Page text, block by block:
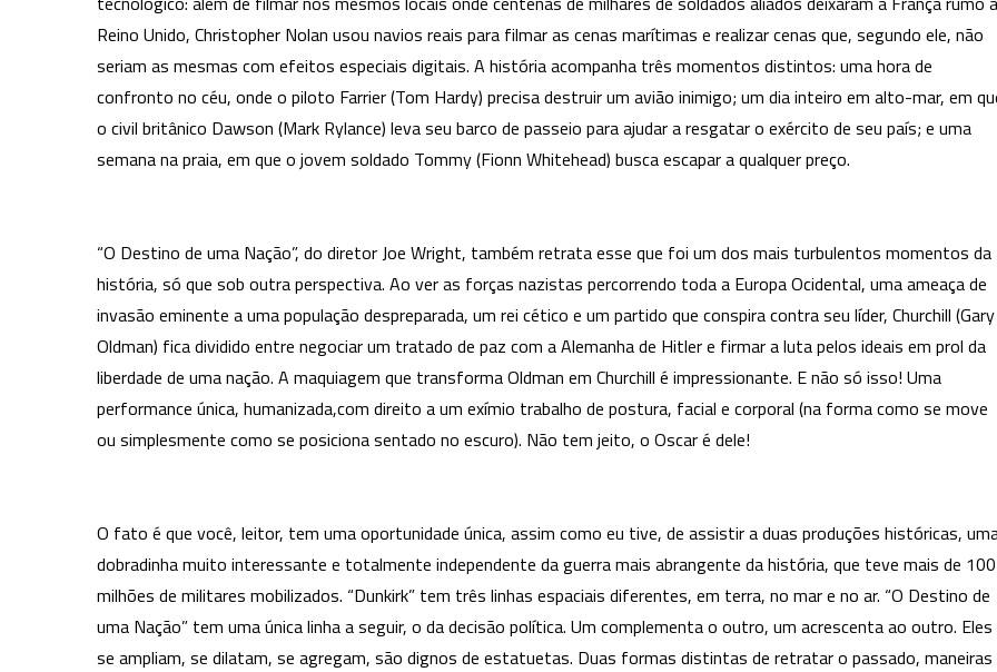
Reino Unido, Christopher Nolan usou navios reais para filmar as cenas marítimas e realizar cenas que, segundo ele, não
seriam as mesmas com efeitos especiais digitais. A história acompanha três momentos distintos: uma hora de
confronto no céu, onde o piloto Farrier (Tom Hardy) precisa destruir um avião inimigo; um dia inteiro em alto-mar, em
o civil britânico Dawson (Mark Rylance) leva seu barco de passeio para ajudar a resgatar o exército de seu país; e uma
semana na praia, em que o jovem soldado Tommy (Fionn Whitehead) busca escapar a qualquer preço.
“O Destino de uma Nação”, do diretor Joe Wright, também retrata esse que foi um dos mais turbulentos momentos da
história, só que sob outra perspectiva. Ao ver as forças nazistas percorrendo toda a Europa Ocidental, uma ameaça de
invasão eminente a uma população despreparada, um rei cético e um partido que conspira contra seu líder, Churchill (Gary
Oldman) fica dividido entre negociar um tratado de paz com a Alemanha de Hitler e firmar a luta pelos ideais em prol da
liberdade de uma nação. A maquiagem que transforma Oldman em Churchill é impressionante. E não só isso! Uma
performance única, humanizada,com direito a um exímio trabalho de postura, facial e corporal (na forma como se move
ou simplesmente como se posiciona sentado no escuro). Não tem jeito, o Oscar é dele!
O fato é que você, leitor, tem uma oportunidade única, assim como eu tive, de assistir a duas produções históricas,
dobradinha muito interessante e totalmente independente da guerra mais abrangente da história, que teve mais de 100
milhões de militares mobilizados. “Dunkirk” tem três linhas espaciais diferentes, em terra, no mar e no ar. “O Destino de
uma Nação” tem uma única linha a seguir, o da decisão política. Um complementa o outro, um acrescenta ao outro. Eles
se ampliam, se dilatam, se agregam, são dignos de estatuetas. Duas formas distintas de retratar o passado, maneiras